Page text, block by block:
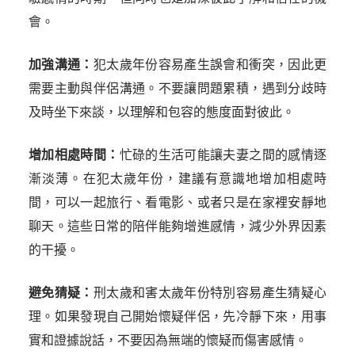
會。
加強溝通： 犯太歲年份容易產生誤會和衝突，因此更
需要主動與伴侶溝通。不要讓問題累積，遇到分歧時
及時坐下來談，以理解和包容的態度面對彼此。
增加相處時間： 忙碌的生活可能讓夫妻之間的感情逐
漸淡薄。在犯太歲年份，建議有意識地增加相處時
間，可以一起旅行、看電影、或者只是在家裡安靜地
聊天。這些日常的陪伴能夠增進感情，減少外界因素
的干擾。
避免猜疑： 刑太歲和害太歲年份特別容易產生猜疑心
理。如果發現自己開始懷疑伴侶，先冷靜下來，用事
實和證據說話，不要因為無端的懷疑而傷害感情。